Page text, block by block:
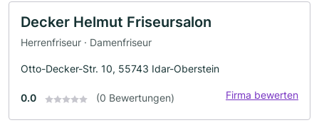
Decker Helmut Friseursalon
Herrenfriseur · Damenfriseur
Otto-Decker-Str. 10, 55743 Idar-Oberstein
0.0 (0 Bewertungen) Firma bewerten